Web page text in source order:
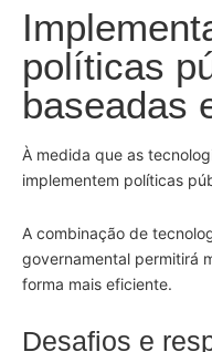
políticas
baseadas
À medida que as
implementem políticas
A combinação de
governamental permitirá
forma mais eficiente.
Desafios e